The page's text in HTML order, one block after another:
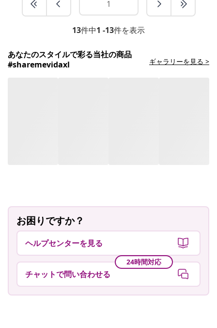
13件中1 -13件を表示
あなたのスタイルで彩る当社の商品
#sharemevidaxl
ギャラリーを見る >
お困りですか？
ヘルプセンターを見る
24時間対応
チャットで問い合わせる